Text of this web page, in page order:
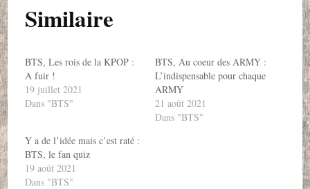
Similaire
BTS, Les rois de la KPOP :
A fuir !
19 juillet 2021
Dans "BTS"
BTS, Au coeur des ARMY :
L’indispensable pour chaque
ARMY
21 août 2021
Dans "BTS"
Y a de l’idée mais c’est raté :
BTS, le fan quiz
19 août 2021
Dans "BTS"